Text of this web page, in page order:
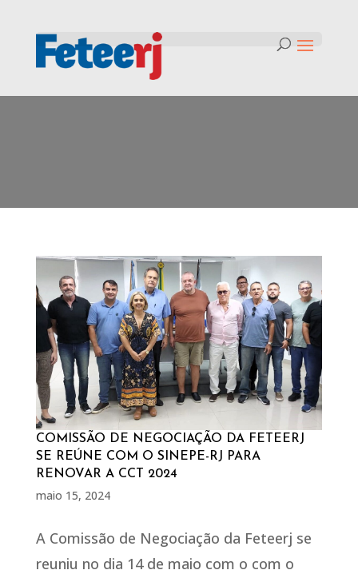
COMISSÃO DE NEGOCIAÇÃO DA FETEERJ
SE REÚNE COM O SINEPE-RJ PARA
RENOVAR A CCT 2024
maio 15, 2024
A Comissão de Negociação da Feteerj se
reuniu no dia 14 de maio com o com o